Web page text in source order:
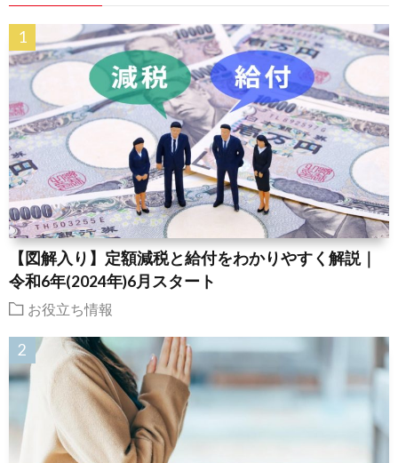
【図解入り】定額減税と給付をわかりやすく解説｜
令和6年(2024年)6月スタート
お役立ち情報